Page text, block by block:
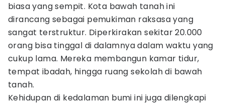
biasa yang sempit. Kota bawah tanah ini
dirancang sebagai pemukiman raksasa yang
sangat terstruktur. Diperkirakan sekitar 20.000
orang bisa tinggal di dalamnya dalam waktu yang
cukup lama. Mereka membangun kamar tidur,
tempat ibadah, hingga ruang sekolah di bawah
tanah.
Kehidupan di kedalaman bumi ini juga dilengkapi